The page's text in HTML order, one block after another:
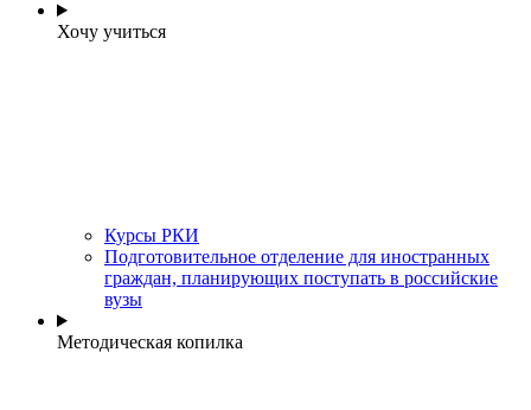
Хочу учиться
Курсы РКИ
Подготовительное отделение для иностранных
граждан, планирующих поступать в российские
вузы
Методическая копилка